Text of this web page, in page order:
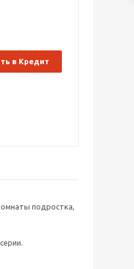
в Кредит
подростка,